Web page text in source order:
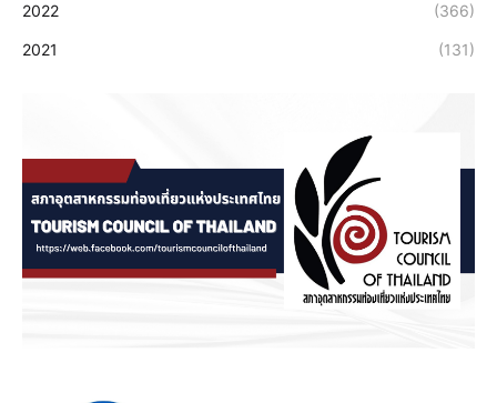
2022 (366)
2021 (131)